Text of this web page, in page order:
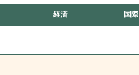
経済 国際